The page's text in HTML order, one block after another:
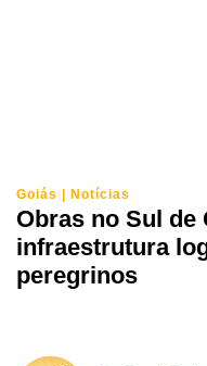
Goiás | Notícias
Obras no Sul de
infraestrutura
peregrinos